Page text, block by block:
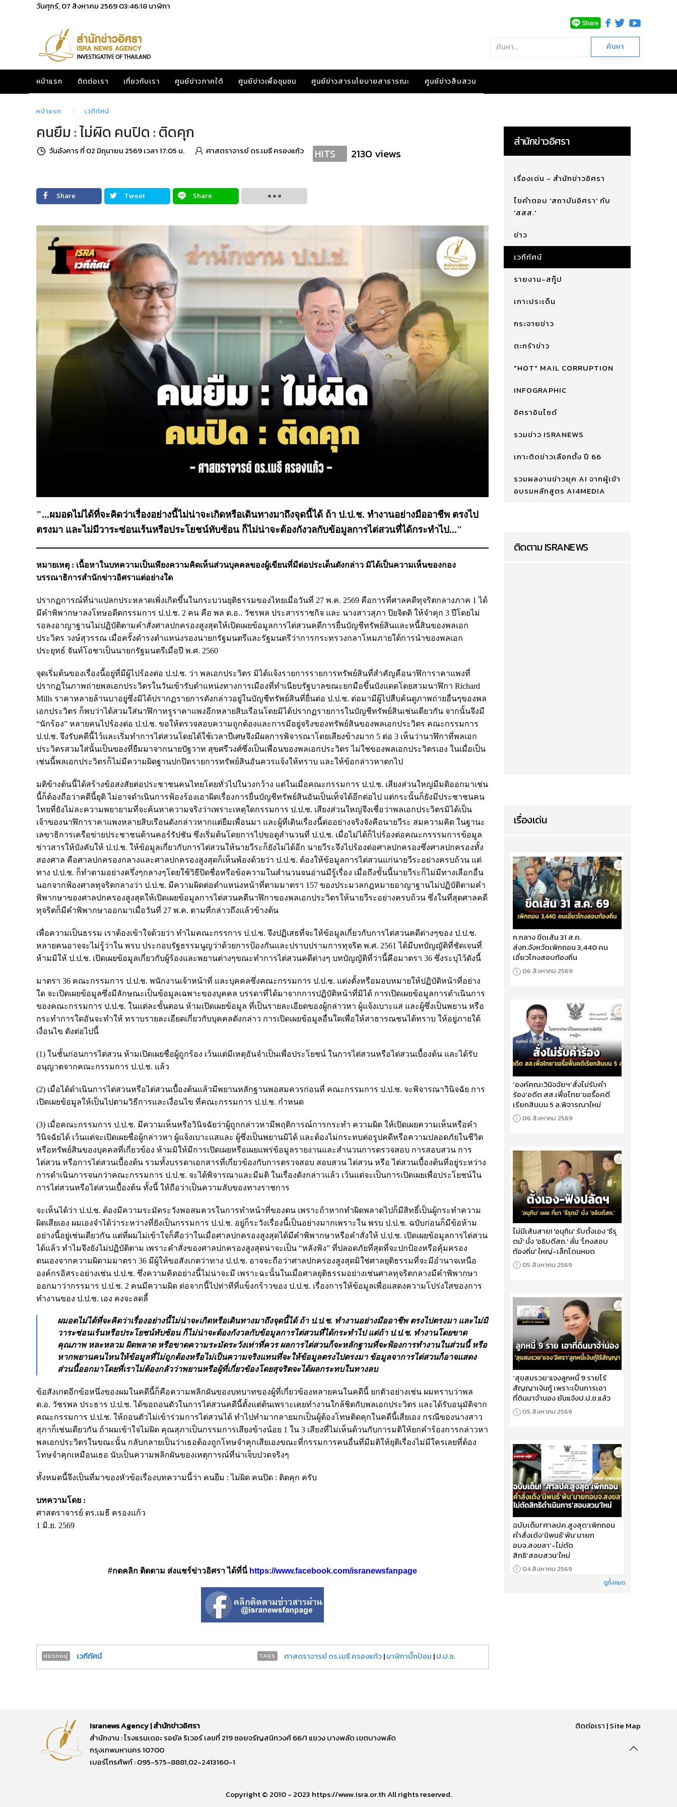
วันศุกร์, 07 สิงหาคม 256903:46:19นาฬิกา
หน้าแรก ติดต่อเรา เกี่ยวกับเรา ศูนย์ข่าวภาคใต้ ศูนย์ข่าวเพื่อชุมชน ศูนย์ข่าวสารนโยบายสาธารณะ ศูนย์ข่าวสืบสวน
หน้าแรก เวทีทัศน์
คนยืม : ไม่ผิด คนปิด : ติดคุก
วันอังคาร ที่ 02 มิถุนายน 2569 เวลา 17:05 น. ศาสตราจารย์ ดร.เมธี ครองแก้ว HITS 2130 views
Share Tweet Share
"...ผมอดไม่ได้ที่จะคิดว่าเรื่องอย่างนี้ไม่น่าจะเกิดหรือเดินทางมาถึงจุดนี้ได้ ถ้า ป.ป.ช. ทำงานอย่างมืออาชีพ ตรงไป
ตรงมา และไม่มีวาระซ่อนเร้นหรือประโยชน์ทับซ้อน ก็ไม่น่าจะต้องกังวลกับข้อมูลการไต่สวนที่ได้กระทำไป..."
หมายเหตุ : เนื้อหาในบทความเป็นเพียงความคิดเห็นส่วนบุคคลของผู้เขียนที่มีต่อประเด็นดังกล่าว มิได้เป็นความเห็นของกอง
บรรณาธิการสำนักข่าวอิศราแต่อย่างใด
ปรากฏการณ์ที่น่าแปลกประหลาดเพิ่งเกิดขึ้นในกระบวนยุติธรรมของไทยเมื่อวันที่ 27 พ.ค. 2569 คือการที่ศาลคดีทุจริตกลางภาค 1 ได้
มีคำพิพากษาลงโทษอดีตกรรมการ ป.ป.ช. 2 คน คือ พล ต.อ.. วัชรพล ประสารราชกิจ และ นางสาวสุภา ปิยจิตติ ให้จำคุก 3 ปีโดยไม่
รอลงอาญาฐานไม่ปฏิบัติตามคำสั่งศาลปกครองสูงสุดให้เปิดเผยข้อมูลการไต่สวนคดีการยื่นบัญชีทรัพย์สินและหนี้สินของพลเอก
ประวิตร วงษ์สุวรรณ เมื่อครั้งดำรงตำแหน่งรองนายกรัฐมนตรีและรัฐมนตรีว่าการกระทรวงกลาโหมภายใต้การนำของพลเอก
ประยุทธ์ จันท์โอชาเป็นนายกรัฐมนตรีเมื่อปี พ.ศ. 2560
จุดเริ่มต้นของเรื่องนี้อยู่ที่มีผู้ไปร้องต่อ ป.ป.ช. ว่า พลเอกประวิตร มิได้แจ้งรายการรายการทรัพย์สินที่สำคัญคือนาฬิการาคาแพงที่
ปรากฏในภาพถ่ายพลเอกประวิตรในวันเข้ารับตำแหน่งทางการเมืองที่ทำเนียบรัฐบาลขณะยกมือขึ้นบังแดดโดยสวมนาฬิกา Richard
Mills ราคาหลายล้านบาอยู่ซึ่งมิได้ปรากฏรายการดังกล่าวอยู่ในบัญชีทรัพย์สินที่ยื่นต่อ ป.ป.ช. ต่อมามีผู้ไปสืบค้นดูภาพถ่ายอื่นๆของพล
เอกประวิตร ก็พบว่าได้สวมใส่นาฬิกาหรูราคาแพงอีกหลายสิบเรือนโดยมิได้ปรากฏรายการในบัญชีทรัพย์สินเช่นเดียวกัน จากนั้นจึงมี
“นักร้อง” หลายคนไปร้องต่อ ป.ป.ช. ขอให้ตรวจสอบความถูกต้องและการมีอยู่จริงของทรัพย์สินของพลเอกประวิตร คณะกรรมการ
ป.ป.ช. จึงรับคดีนี้ไว้และเริ่มทำการไต่สวนโดยได้ใช้เวลาปีเศษจึงมีผลการพิจารณาโดยเสียงข้างมาก 5 ต่อ 3 เห็นว่านาฬิกาที่พลเอก
ประวิตรสวมใส่นั้นเป็นของที่ยืมมาจากนายปัฐวาท สุขศรืวงศ์ซึ่งเป็นเพื่อนของพลเอกประวิตร ไม่ใช่ของพลเอกประวิตรเอง ในเมื่อเป็น
เช่นนี้พลเอกประวิตรก็ไม่มีความผิดฐานปกปิดรายการทรัพย์สินอันควรแจ้งให้ทราบ และให้ข้อกล่าวหาตกไป
มติข้างต้นนี้ได้สร้างข้อสงสัยต่อประชาชนคนไทยโดยทั่วไปในวงกว้าง แต่ในเมื่อคณะกรรมการ ป.ป.ช. เสียงส่วนใหญ่มีมติออกมาเช่น
นี้ก็ต้องถือว่าคดีนี้ยุติ ไม่อาจดำเนินการฟ้องร้องเอาผิดเรื่องการยื่นบัญชีทรัพย์สินอันเป็นเท็จได้อีกต่อไป แต่กระนั้นก็ยังมีประชาชนคน
ไทยที่ยังไม่ละความพยายามที่จะค้นหาความจริงว่าเพราะเหตุใดกรรมการ ป.ป.ช. เสียงส่วนใหญ่จึงเชื่อว่าพลเอกประวิตรมิได้เป็น
เจ้าของนาฬิการาคาแพงหลายสิบเรือนดังกล่าวหากแต่ยืมเพื่อนมา และผู้ที่เดินเรื่องนี้ต่ออย่างจริงจังคือนายวีระ สมความคิด ในฐานะ
เลขาธิการเครือข่ายประชาชนต้านคอร์รัปชัน ซึ่งเริ่มต้นโดยการไปขอดูสำนวนที่ ป.ป.ช. เมื่อไม่ได้ก็ไปร้องต่อคณะกรรรมการข้อมูล
ข่าวสารให้บังคับให้ ป.ป.ช. ให้ข้อมูลเกี่ยวกับการไต่สวนให้นายวีระก็ยังไม่ได้อีก นายวีระจึงไปร้องต่อศาลปกครองซึ่งศาลปกครองทั้ง
สองศาล คือศาลปกครองกลางและศาลปกครองสูงสุดก็เห็นพ้องด้วยว่า ป.ป.ช. ต้องให้ข้อมูลการไต่สวนแก่นายวีระอย่างครบถ้วน แต่
ทาง ป.ป.ช. ก็ทำตามอย่างครึ่งๆกลางๆโดยใช้วิธีปิดชื่อหรือข้อความในสำนวนจนอ่านมีรู้เรื่อง เมื่อถึงขั้นนี้นายวีระก็ไม่มีทางเลือกอื่น
นอกจากฟ้องศาลทุจริตกลางว่า ป.ป.ช. มีความผิดต่อตำแหน่งหน้าที่ตามมาตรา 157 ของประมวลกฎหมายอาญาฐานไม่ปฏิบัติตามคำ
พิพากษาของศาลปกครองสูงสุดให้เปิดเผยข้อมูลการไต่สวนคดีนาฬิกาของพลเอกประวิตรให้นายวีระอย่างครบถ้วน ซึ่งในที่สุดศาลคดี
ทุจริตก็มีคำพิพากษาออกมาเมื่อวันที่ 27 พ.ค. ตามที่กล่าวถึงแล้วข้างต้น
เพื่อความเป็นธรรม เราต้องเข้าใจด้วยว่า ทำไมคณะกรรการ ป.ป.ช. จึงปฏิเสธที่จะให้ข้อมูลเกี่ยวกับการไต่สวนคดีต่างๆของ ป.ป.ช.
หลายคนอาจจะไม่รู้ว่าใน พรบ ประกอบรัฐธรรมนูญว่าด้วยการป้องกันและปราบปรามการทุจริต พ.ศ. 2561 ได้มีบทบัญญัติที่ชัดเจนที่
ห้ามมิให้ ป.ป.ช. เปิดเผยข้อมูลเกี่ยวกับผู้ร้องและพยานต่างๆขณะทำการไต่สวนคดีต่างๆ บทบัญญัติที่ว่านี้คือมาตรา 36 ซึ่งระบุไว้ดังนี้
มาตรา 36 คณะกรรมการ ป.ป.ช. พนักงานเจ้าหน้าที่ และบุคคลซึ่งคณะกรรมการ ป.ป.ช. แต่งตั้งหรือมอบหมายให้ปฏิบัติหน้าที่อย่าง
ใด จะเปิดเผยข้อมูลซึ่งมีลักษณะเป็นข้อมูลเฉพาะของบุคคล บรรดาที่ได้มาจากการปฏิบัติหน้าที่มิได้ การเปิดเผยข้อมูลการดําเนินการ
ของคณะกรรมการ ป.ป.ช. ในแต่ละขั้นตอน ห้ามเปิดเผยข้อมูล ที่เป็นรายละเอียดของผู้กล่าวหา ผู้แจ้งเบาะแส และผู้ซึ่งเป็นพยาน หรือ
กระทําการใดอันจะทําให้ ทราบรายละเอียดเกี่ยวกับบุคคลดังกล่าว การเปิดเผยข้อมูลอื่นใดเพื่อให้สาธารณชนได้ทราบ ให้อยู่ภายใต้
เงื่อนไข ดังต่อไปนี้
(1) ในชั้นก่อนการไต่สวน ห้ามเปิดเผยชื่อผู้ถูกร้อง เว้นแต่มีเหตุอันจําเป็นเพื่อประโยชน์ ในการไต่สวนหรือไต่สวนเบื้องต้น และได้รับ
อนุญาตจากคณะกรรมการ ป.ป.ช. แล้ว
(2) เมื่อได้ดําเนินการไต่สวนหรือไต่สวนเบื้องต้นแล้วมีพยานหลักฐานพอสมควรก่อนที่ คณะกรรมการ ป.ป.ช. จะพิจารณาวินิจฉัย การ
เปิดเผยข้อมูลให้เป็นไปตามวิธีการและเงื่อนไข ที่คณะกรรมการ ป.ป.ช. กําหนด
(3) เมื่อคณะกรรมการ ป.ป.ช. มีความเห็นหรือวินิจฉัยว่าผู้ถูกกล่าวหามีพฤติการณ์การกระทํา ความผิด ให้เปิดเผยความเห็นหรือคํา
วินิจฉัยได้ เว้นแต่จะเปิดเผยชื่อผู้กล่าวหา ผู้แจ้งเบาะแสและ ผู้ซึ่งเป็นพยานมิได้ และต้องไม่กระทบต่อรูปคดีหรือความปลอดภัยในชีวิต
หรือทรัพย์สินของบุคคลที่เกี่ยวข้อง ห้ามมิให้มีการเปิดเผยหรือเผยแพร่ข้อมูลรายงานและสํานวนการตรวจสอบ การสอบสวน การ
ไต่สวน หรือการไต่สวนเบื้องต้น รวมทั้งบรรดาเอกสารที่เกี่ยวข้องกับการตรวจสอบ สอบสวน ไต่สวน หรือ ไต่สวนเบื้องต้นที่อยู่ระหว่าง
การดําเนินการจนกว่าคณะกรรมการ ป.ป.ช. จะได้พิจารณาและมีมติ ในเรื่องดังกล่าวแล้ว เว้นแต่จะเป็นการเปิดเผยเพื่อประโยชน์ใน
การไต่สวนหรือไต่สวนเบื้องต้น ทั้งนี้ ให้ถือว่าเป็นความลับของทางราชการ
จะเห็นได้ว่า ป.ป.ช. ต้องมีความระมัดระวังพอสมควรในการทำหน้าที่ของตน เพราะถ้าหากทำผิดพลาดไปก็มีสิทธิ์เป็นผู้กระทำความ
ผิดเสียเอง ผมเองจำได้ว่าระหว่างที่ยังเป็นกรรมการ ป.ป.ช. อยู่ก็ระวังเรื่องนี้เป็นอย่างมากเพราะใน พรบ ป.ป.ช. ฉบับก่อนก็มีข้อห้าม
อย่างนี้อยู่เช่นเดียวกัน แต่ที่ผมไม่เข้าใจก็คือว่าในเมื่อศาลปกครองสูงสุดได้มีคำพิพากษาหรือคำสั่งให้ ป.ป.ช. เปิดเผยข้อมูลการไต่สวน
ได้แล้ว ทำไมจึงยังไม่ปฏิบัติตาม เพราะคำสั่งของศาลปกครองสูงสุดน่าจะเป็น “หลังพิง” ที่ปลอดภัยที่สุดที่จะปกป้องหรือคุ้มครอง
ตนเองจากความผิดามมาตรา 36 มีผู้ให้ขอสังเกตว่าทาง ป.ป.ช. อาจจะถือว่าศาลปกครองสูงสุดมิใช่ศาลยุติธรรมที่จะมีอำนาจเหนือ
องค์กรอิสระอย่างเช่น ป.ป.ช. ซึ่งความคิดอย่างนี้ไม่น่าจะมี เพราะฉะนั้นในเมื่อศาลยุติธรรมอย่างเช่นศาลทุจริตกลางมีคำพิพากษา
ออกมาว่ากรรมาร ป.ป.ช. 2 คนมีความผิด ต่อจากนี้ไปท่าทีที่แข็งกร้าวของ ป.ป.ช. เรื่องการให้ข้อมูลเพื่อแสดงความโปร่งใสของการ
ทำงานของ ป.ป.ช. เอง คงจะลดลี้
ผมอดไม่ได้ที่จะคิดว่าเรื่องอย่างนี้ไม่น่าจะเกิดหรือเดินทางมาถึงจุดนี้ได้ ถ้า ป.ป.ช. ทำงานอย่างมืออาชีพ ตรงไปตรงมา และไม่มี
วาระซ่อนเร้นหรือประโยชน์ทับซ้อน ก็ไม่น่าจะต้องกังวลกับข้อมูลการไต่สวนที่ได้กระทำไป แต่ถ้า ป.ป.ช. ทำงานโดยขาด
คุณภาพ หละหลวม ผิดพลาด หรือขาดความระมัดระวังเท่าที่ควร ผลการไต่สวนก็จะหลักฐานที่จะฟ้องการทำงานในส่วนนี้ หรือ
หากพยานคนไหนให้ข้อมูลที่ไม่ถูกต้องหรือไม่เป็นความจริงแทนที่จะให้ข้อมูลตรงไปตรงมา ข้อมูลจาการไต่สวนก็อาจแสดง
ส่วนนี้ออกมาโดยที่เราไม่ต้องกลัวว่าพยานหรือผู้ที่เกี่ยวข้องโดยสุจริตจะได้ผลกระทบในทางลบ
ข้อสังเกตอีกข้อหนึ่งของผมในคดีนี้ก็คือความพลิกผันของบทบาทของผู้ที่เกี่ยวข้องหลายคนในคดีนี้ ยกตัวอย่างเช่น ผมทราบว่าพล
ต.อ. วัชรพล ประธาร ป.ป.ช. ได้ขอถอนตัวในการไต่สวนคดีนี้ตั้งแต่ต้นเพราะเคยทำงานใกล้ชิดกับพลเอกประวิตร และได้รับอนุมัติจาก
คณะกรรมการ ป.ป.ช. ให้ถอนตัวไม่เข้าร่วมการไต่สวนได้ ทำไปทำมากลายมกเป็นผู้ต้องโทษติดคุกในคดีนี้เสียเอง กรณีของนางสาว
สุภาก็เช่นเดียวกัน ถ้าผมเข้าใจไม่ผิด คุณสุภาเป็นกรรมการเสียงข้างน้อย 1 ใน 3 เสียงที่ไม่เห็นด้วนกับการมติให้ยกคำร้องการกล่าวหา
พลเอกประวิตรในขณะนั้น กลับกลายเป็นว่าเธอต้องถูกโทษจำคุกเสียเองขณะที่กรรมการคนอื่นที่มีมติให้ยุติเรื่องไม่มีใครเลยที่ต้อง
โทษจำคุกเหมือนเธอ นับเป็นความพลิกผันของเหตุการณ์ที่น่าเจ็บปวดจริงๆ
ทั้งหมดนี้จึงเป็นที่มาของหัวข้อเรื่องบทความนี้ว่า คนยืม : ไม่ผิด คนปิด : ติดคุก ครับ
บทความโดย :
ศาสตราจารย์ ดร.เมธี ครองแก้ว
1 มิ.ย. 2569
#กดคลิก ติดตาม ส่งแชร์ข่าวอิศรา ได้ที่นี่ https://www.facebook.com/isranewsfanpage
หมวดหมู่ เวทีทัศน์ TAGS ศาสตราจารย์ ดร.เมธี ครองแก้ว|นาฬิกาบิ๊กป้อม |ป.ป.ช.
สำนักข่าวอิศรา
เรื่องเด่น - สำนักข่าวอิศรา
ไขคำตอบ 'สถาบันอิศรา' กับ
'สสส.'
ข่าว
เวทีทัศน์
รายงาน-สกู๊ป
เกาะประเด็น
กระจายข่าว
ตะกร้าข่าว
"HOT" MAIL CORRUPTION
INFOGRAPHIC
อิศราอินไซด์
รวมข่าว ISRANEWS
เกาะติดข่าวเลือกตั้ง ปี 66
รวมผลงานข่าวยุค AI จากผู้เข้า
อบรมหลักสูตร AI4MEDIA
ติดตาม ISRANEWS
เรื่องเด่น
ก.กลาง ขีดเส้น 31 ส.ค.
ส่งก.จังหวัดเพิกถอน 3,440 คน
เอี่ยวโกงสอบท้องถิ่น
06 สิงหาคม 2569
‘องค์คณะวินิจฉัยฯ’สั่งไม่รับคำ
ร้อง‘อดีต สส.เพื่อไทย’ขอรื้อคดี
เรียกสินบน 5 ล.พิจารณาใหม่
06 สิงหาคม 2569
ไม่มีเส้นสาย! 'อนุทิน' รับตั้งเอง 'ธีรุ
ตม์' นั่ง 'อธิบดีสถ.' ลั่น 'โกงสอบ
ท้องถิ่น' ใหญ่-เล็กโดนหมด
05 สิงหาคม 2569
‘สุขสมรวย’แจงลูกหนี้ 9 รายไร้
สัญญาเงินกู้ เพราะเป็นการเอา
ที่ดินมาจำนอง ยันแจ้งป.ป.ช.แล้ว
05 สิงหาคม 2569
ฉบับเต็ม!‘ศาลปค.สูงสุด’เพิกถอน
คำสั่งเด้ง‘นิพนธ์’พ้น‘นายก
อบจ.สงขลา’-ไม่ตัด
สิทธิ‘สอบสวน’ใหม่
04 สิงหาคม 2569
ดูทั้งหมด
Isranews Agency | สำนักข่าวอิศรา
สำนักงาน : โรงแรมเดอะ รอยัล ริเวอร์ เลขที่ 219 ซอยจรัญสนิทวงศ์ 66/1 แขวง บางพลัด เขตบางพลัด
กรุงเทพมหานคร 10700
เบอร์โทรศัพท์ : 095-575-8881,02-2413160-1
ติดต่อเรา |Site Map
Copyright © 2010 - 2023 https://www.isra.or.th All rights reserved.